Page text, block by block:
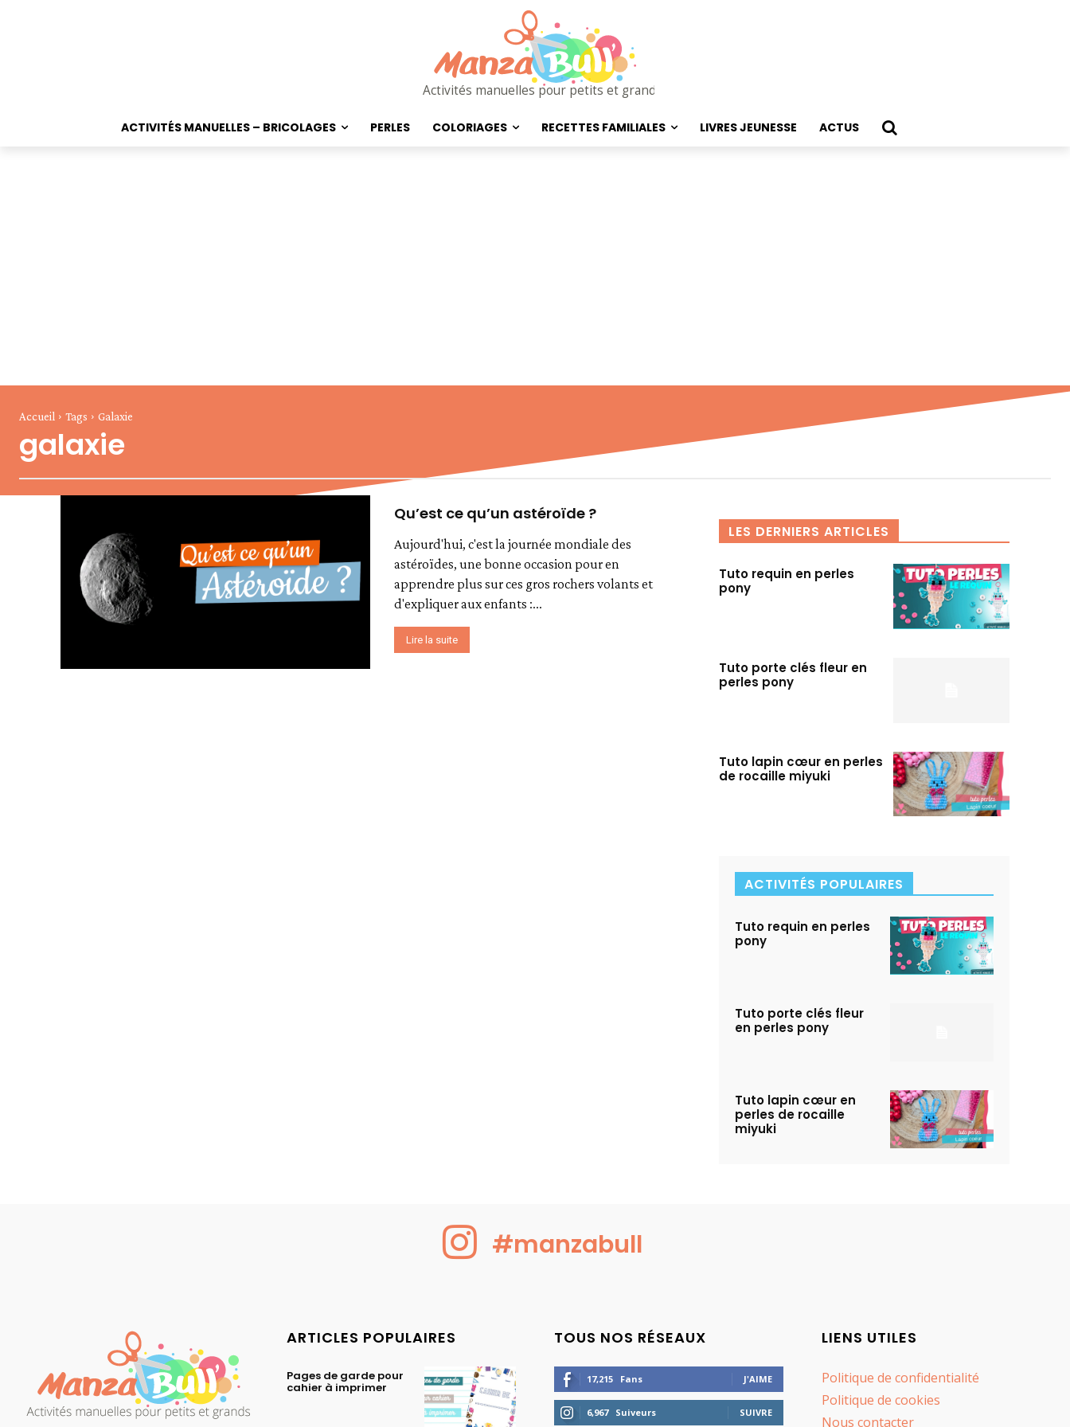
Activités manuelles pour petits et grands
ACTIVITÉS MANUELLES – BRICOLAGES PERLES COLORIAGES RECETTES FAMILIALES LIVRES JEUNESSE ACTUS
Accueil Tags Galaxie
galaxie
Qu’est ce qu’un astéroïde ?
Aujourd'hui, c'est la journée mondiale des
astéroïdes, une bonne occasion pour en
apprendre plus sur ces gros rochers volants et
d'expliquer aux enfants :...
Lire la suite
LES DERNIERS ARTICLES
Tuto requin en perles
pony
Tuto porte clés fleur en
perles pony
Tuto lapin cœur en perles
de rocaille miyuki
ACTIVITÉS POPULAIRES
Tuto requin en perles
pony
Tuto porte clés fleur
en perles pony
Tuto lapin cœur en
perles de rocaille
miyuki
#manzabull
ARTICLES POPULAIRES
Pages de garde pour
cahier à imprimer
TOUS NOS RÉSEAUX
17,215 Fans J'AIME
6,967 Suiveurs SUIVRE
LIENS UTILES
Politique de confidentialité
Politique de cookies
Nous contacter